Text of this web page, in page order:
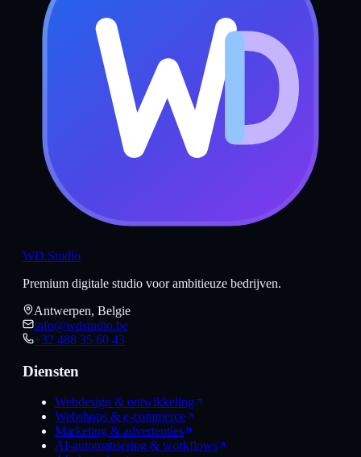
WD.Studio
Premium digitale studio voor ambitieuze bedrijven.
Antwerpen, Belgie
info@wdstudio.be
+32 488 35 60 43
Diensten
Webdesign & ontwikkeling
Webshops & e-commerce
Marketing & advertenties
AI-automatisering & workflows